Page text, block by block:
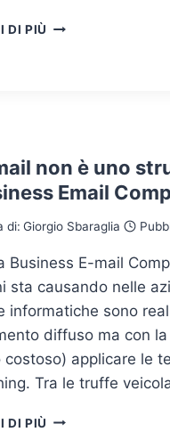
DI PIÙ GLI
non è uno
Email
di: Giorgio Sbaraglia
Business E-mail
sta causando nelle
informatiche sono
diffuso ma con
costoso) applicare le
Tra le truffe
DI PIÙ L’EMAIL